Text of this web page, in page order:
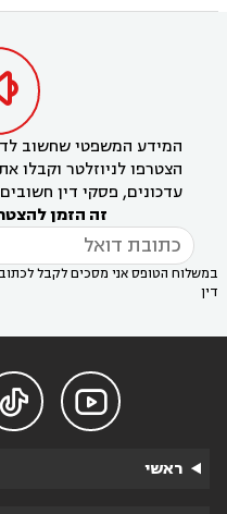
המידע המשפטי שחשוב
הצטרפו לניוזלטר
עדכונים, פסקי דין
זה הזמן
במשלוח הטופס אני מסכים לקבל
דין


ראשי